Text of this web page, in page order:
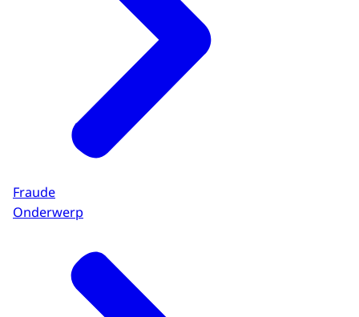
Fraude
Onderwerp